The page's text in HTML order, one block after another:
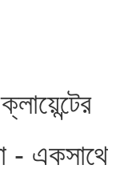
- একসাথে